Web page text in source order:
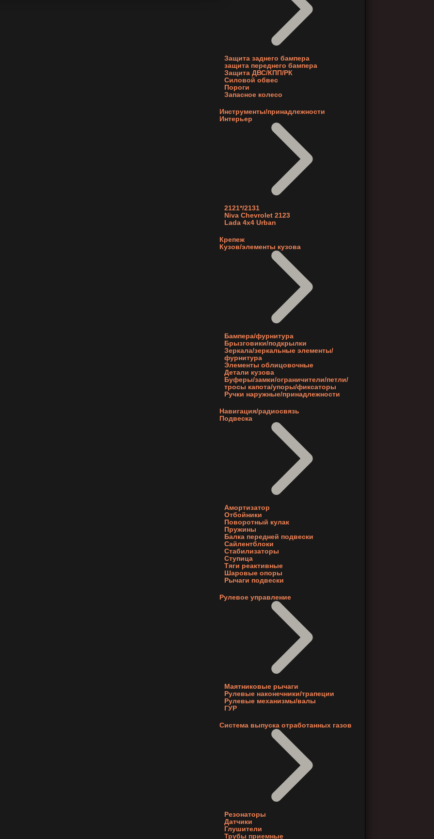
Защита заднего бампера
защита переднего бампера
Защита ДВС/КПП/РК
Силовой обвес
Пороги
Запасное колесо
Инструменты/принадлежности
Интерьер
2121*/2131
Niva Chevrolet 2123
Lada 4x4 Urban
Крепеж
Кузов/элементы кузова
Бампера/фурнитура
Брызговики/подкрылки
Зеркала/зеркальные элементы/
фурнитура
Элементы облицовочные
Детали кузова
Буферы/замки/ограничители/петли/
тросы капота/упоры/фиксаторы
Ручки наружные/принадлежности
Навигация/радиосвязь
Подвеска
Амортизатор
Отбойники
Поворотный кулак
Пружины
Балка передней подвески
Сайлентблоки
Стабилизаторы
Ступица
Тяги реактивные
Шаровые опоры
Рычаги подвески
Рулевое управление
Маятниковые рычаги
Рулевые наконечники/трапеции
Рулевые механизмы/валы
ГУР
Система выпуска отработанных газов
Резонаторы
Датчики
Глушители
Трубы приемные